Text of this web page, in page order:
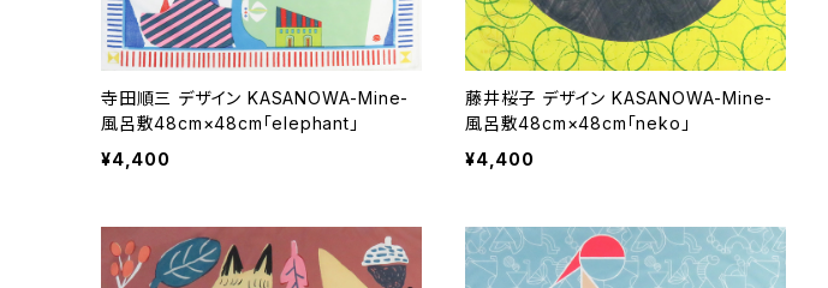
寺田順三 デザイン KASANOWA-Mine-
風呂敷48cm×48cm「elephant」
¥4,400
藤井桜子 デザイン KASANOWA-Mine-
風呂敷48cm×48cm「neko」
¥4,400